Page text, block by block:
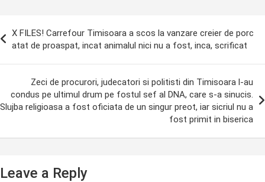
X FILES! Carrefour Timisoara a scos la vanzare creier de porc
atat de proaspat, incat animalul nici nu a fost, inca, scrificat
Zeci de procurori, judecatori si politisti din Timisoara l-au
condus pe ultimul drum pe fostul sef al DNA, care s-a sinucis.
Slujba religioasa a fost oficiata de un singur preot, iar sicriul nu a
fost primit in biserica
Leave a Reply